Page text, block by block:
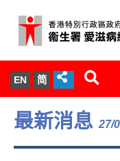
EN 简
關於我們
服務範圍
最新消息 27/